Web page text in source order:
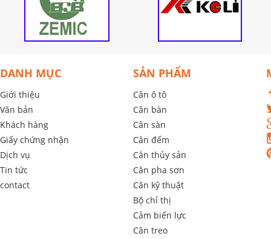
DANH MỤC
Giới thiệu
Văn bản
Khách hàng
Giấy chứng nhận
Dịch vụ
Tin tức
contact
SẢN PHẨM
Cân ô tô
Cân bàn
Cân sàn
Cân đếm
Cân thủy sản
Cân pha sơn
Cân kỹ thuật
Bộ chỉ thị
Cảm biến lực
Cân treo